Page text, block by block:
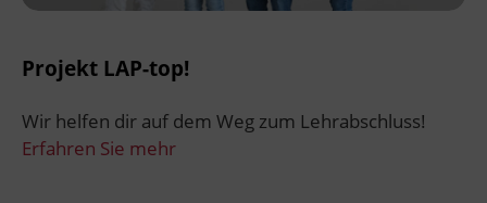
Digitales Lernen
Projekt LAP-top!
Wir helfen dir auf dem Weg zum Lehrabschluss!
Erfahren Sie mehr